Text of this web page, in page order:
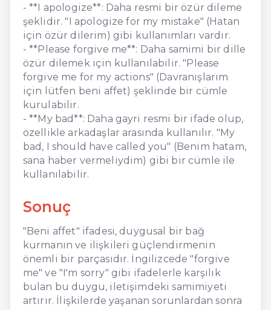
- **I apologize**: Daha resmi bir özür dileme
şeklidir. "I apologize for my mistake" (Hatan
için özür dilerim) gibi kullanımları vardır.
- **Please forgive me**: Daha samimi bir dille
özür dilemek için kullanılabilir. "Please
forgive me for my actions" (Davranışlarım
için lütfen beni affet) şeklinde bir cümle
kurulabilir.
- **My bad**: Daha gayri resmi bir ifade olup,
özellikle arkadaşlar arasında kullanılır. "My
bad, I should have called you" (Benim hatam,
sana haber vermeliydim) gibi bir cümle ile
kullanılabilir.
Sonuç
"Beni affet" ifadesi, duygusal bir bağ
kurmanın ve ilişkileri güçlendirmenin
önemli bir parçasıdır. İngilizcede "forgive
me" ve "I'm sorry" gibi ifadelerle karşılık
bulan bu duygu, iletişimdeki samimiyeti
artırır. İlişkilerde yaşanan sorunlardan sonra